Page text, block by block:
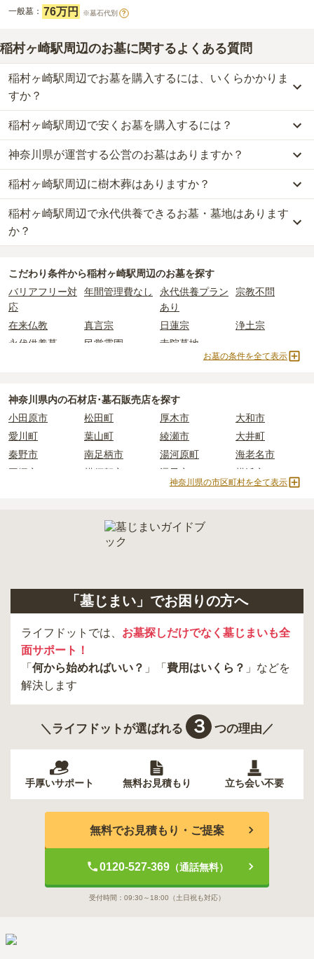
一般墓： 76万円 ※墓石代別 ?
稲村ヶ崎駅周辺のお墓に関するよくある質問
稲村ヶ崎駅周辺でお墓を購入するには、いくらかかりま
すか？
稲村ヶ崎駅周辺での購入費用の目安は、一般墓が約243万円
です。
一般墓を建てる場合は、「永代使用料（土地代）」と「墓石代」の
2つが主な費用となります。
稲村ヶ崎駅周辺の一般墓の永代使用料の平均は76万円で、墓石代は
神奈川県の平均166.9万円です。いずれも区画の広さや墓石の大き
なお、お墓によっては以下の費用が別途かかる場合があります。
・納骨式の費用
：お墓に遺骨を納める儀式のための費用。僧侶に渡
すお布施、会食などの費用がかかります。
・
：お墓の管理費。契約後、毎年発生するケースがあり
ます。
正確な費用は、区画や石材の選び方によって大きく変わるため、見
必ず確認することをおすすめします。
現地への見学が難しい場合は、資料請求でも各霊園の詳しい料金案
内を取り寄せることができます。
稲村ヶ崎駅周辺で安くお墓を購入するには？
稲村ヶ崎駅周辺で一番安価なお墓は、湘南海光霊園 の
66
万円(墓石代別)からお求めいただけます。
一般的に最も費用を抑えられるのは、他の方のご遺骨と一緒に埋葬
する「合祀墓（ごうしぼ）」と呼ばれるタイプです。個別のお墓に
比べて省スペースで管理の手間がかからないため、費用が安く設定
されています。
価格の目安は、1名あたり5万円〜30万円程度です。
稲村ヶ崎駅周辺 で安価なお墓を探したい場合は、
び替えてお墓を探すのがおすすめです。
神奈川県が運営する公営のお墓はありますか？
稲村ヶ崎駅周辺には、公営の霊園の掲載がありません。
一方で、神奈川県内には、県または市区町村が運営する公営の霊園
が17 件あります。
公営霊園は民営の霊園と異なり、契約にあたって応募資格が設けら
主な条件として、遺骨がすでにある、該当の市区町村に一定年数以
上住んでいるなどが挙げられます。
条件を満たさない場合は、申し込み自体ができないことも多いた
め、事前の確認が重要です。
契約条件の詳細は、各霊園のページをご確認いただくか、資料請求
稲村ヶ崎駅周辺に樹木葬はありますか？
稲村ヶ崎駅周辺には、樹木葬の掲載がありません。
自然葬をお考えの場合は、海洋散骨もご検討ください。
稲村ヶ崎駅周辺で永代供養できるお墓・墓地はあります
か？
詳しくは、稲村ヶ崎駅周辺の永代供養の一覧をご覧ください。
こだわり条件から稲村ヶ崎駅周辺のお墓を探す
バリアフリー対
応
年間管理費なし
永代供養プラン
あり
宗教不問
在来仏教 真言宗 日蓮宗
浄土宗
永代供養墓
民営霊園 寺院墓地
お墓の条件を全て表示
神奈川県内の石材店･墓石販売店を探す
小田原市
松田町 厚木市
大和市
愛川町
葉山町 綾瀬市
大井町
秦野市
南足柄市 湯河原町
海老名市
平塚市
横須賀市 逗子市
横浜市
藤沢市 山北町
神奈川県の市区町村を全て表示
「墓じまい」でお困りの方へ
ライフドットでは、 お墓探しだけでなく墓じまいも全
面サポート！
「 何から始めればいい？ 」「 費用はいくら？ 」などを
解決します
＼ライフドットが選ばれる ３ つの理由／
手厚いサポート 無料お見積もり 立ち会い不要
無料でお見積もり・ご提案
0120-527-369（通話無料）
受付時間： 09:30～18:00 （土日祝も対応）